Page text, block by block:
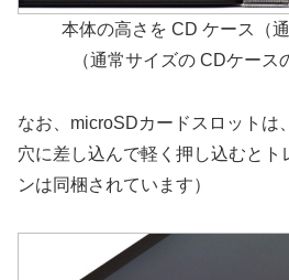
本体の高さを CD ケース（
（通常サイズの CDケース
なお、microSDカードスロットは
穴に差し込んで軽く押し込むと
ンは同梱されています）